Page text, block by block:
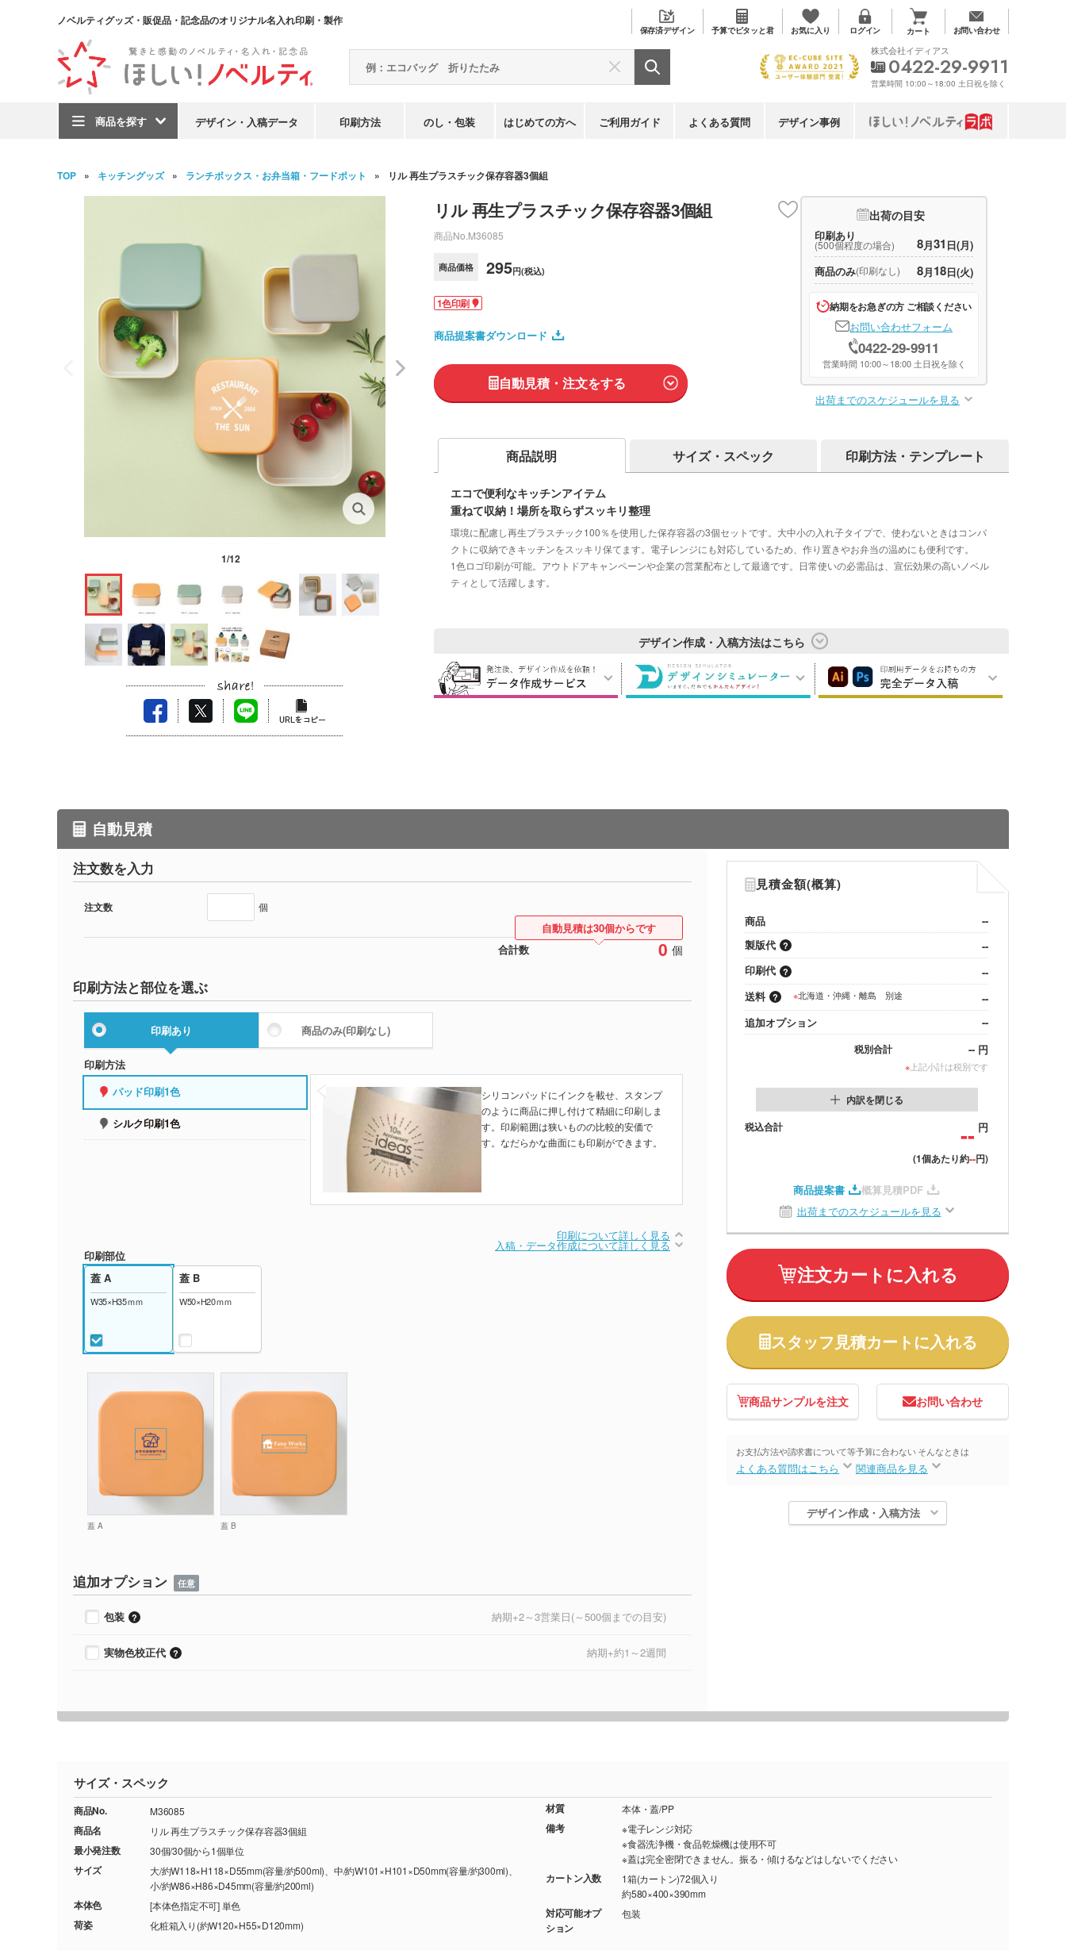
ノベルティグッズ・販促品・記念品のオリジナル名入れ印刷・製作
保存済デザイン 予算でピタッと君 お気に入り ログイン カート お問い合わせ
商品を探す デザイン・入稿データ 印刷方法 のし・包装 はじめての方へ ご利用ガイド よくある質問 デザイン事例
株式会社イディアス
0422-29-9911
営業時間 10:00～18:00 土日祝を除く
TOP キッチングッズ ランチボックス・お弁当箱・フードポット リル 再生プラスチック保存容器3個組
1/12
リル 再生プラスチック保存容器3個組
商品No. M36085
商品価格 295円(税込)
1色印刷
商品提案書ダウンロード
自動見積・注文をする
出荷の目安
印刷あり
(500個程度の場合) 8月31 日(月)
商品のみ(印刷なし) 8月18日(火)
納期をお急ぎの方 ご相談ください
お問い合わせフォーム
0422-29-9911
営業時間 10:00～18:00 土日祝を除く
出荷までのスケジュールを見る
商品説明 サイズ・スペック 印刷方法・テンプレート
エコで便利なキッチンアイテム
重ねて収納！場所を取らずスッキリ整理
環境に配慮し再生プラスチック100％を使用した保存容器の3個セットです。大中小の入れ子タイプで、使わないときはコンパ
クトに収納できキッチンをスッキリ保てます。電子レンジにも対応しているため、作り置きやお弁当の温めにも便利です。
1色ロゴ印刷が可能。アウトドアキャンペーンや企業の営業配布として最適です。日常使いの必需品は、宣伝効果の高いノベル
ティとして活躍します。
デザイン作成・入稿方法はこちら
自動見積
注文数を入力
注文数 個
合計数 0 個
自動見積は30個からです
印刷方法と部位を選ぶ
印刷あり 商品のみ(印刷なし)
印刷方法
パッド印刷1色
シルク印刷1色
シリコンパッドにインクを載せ、スタンプ
のように商品に押し付けて精細に印刷しま
す。印刷範囲は狭いものの比較的安価で
す。なだらかな曲面にも印刷ができます。
印刷について詳しく見る
入稿・データ作成について詳しく見る
印刷部位
蓋 A
W35×H35ｍｍ
蓋 B
W50×H20ｍｍ
蓋 A 蓋 B
追加オプション 任意
包装 納期+2～3営業日(～500個までの目安)
実物色校正代 納期+約1～2週間
見積金額(概算)
商品
--
製版代
--
印刷代
--
送料
※北海道・沖縄・離島 別途
--
追加オプション
--
税別合計 -- 円
※ 上記小計は税別です
内訳を閉じる
税込合計
-- 円
(1個あたり約--円)
商品提案書
概算見積PDF
出荷までのスケジュールを見る
注文カートに入れる
スタッフ見積カートに入れる
商品サンプルを注文 お問い合わせ
お支払方法や請求書について等
よくある質問はこちら
予算に合わない そんなときは
関連商品を見る
デザイン作成・入稿方法
サイズ・スペック
商品No. M36085
商品名 リル 再生プラスチック保存容器3個組
最小発注数 30個/30個から1個単位
サイズ
大/約W118×H118×D55mm(容量/約500ml)、中/約W101×H101×D50mm(容量/約300ml)、
小/約W86×H86×D45mm(容量/約200ml)
本体色 [本体色指定不可] 単色
荷姿 化粧箱入り(約W120×H55×D120mm)
材質 本体・蓋/PP
備考
※電子レンジ対応
※食器洗浄機・食品乾燥機は使用不可
※蓋は完全密閉できません。振る・傾けるなどはしないでください
カートン入数
1箱(カートン)72個入り
約580×400×390mm
対応可能オプ
ション
包装